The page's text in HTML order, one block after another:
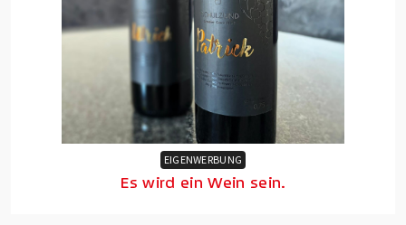
EIGENWERBUNG
Es wird ein Wein sein.